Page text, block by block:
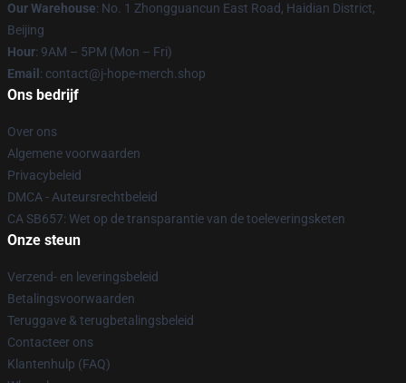
Our Warehouse: No. 1 Zhongguancun East Road, Haidian District,
Beijing
Hour: 9AM – 5PM (Mon – Fri)
Email : contact@j-hope-merch.shop
Ons bedrijf
Over ons
Algemene voorwaarden
Privacybeleid
DMCA - Auteursrechtbeleid
CA SB657: Wet op de transparantie van de toeleveringsketen
Onze steun
Verzend- en leveringsbeleid
Betalingsvoorwaarden
Teruggave & terugbetalingsbeleid
Contacteer ons
Klantenhulp (FAQ)